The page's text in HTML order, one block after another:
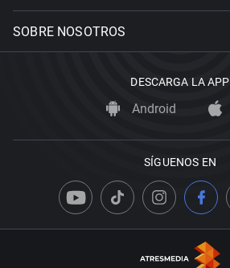
SOBRE NOSOTROS
DESCARGA LA APP
Android
SÍGUENOS EN